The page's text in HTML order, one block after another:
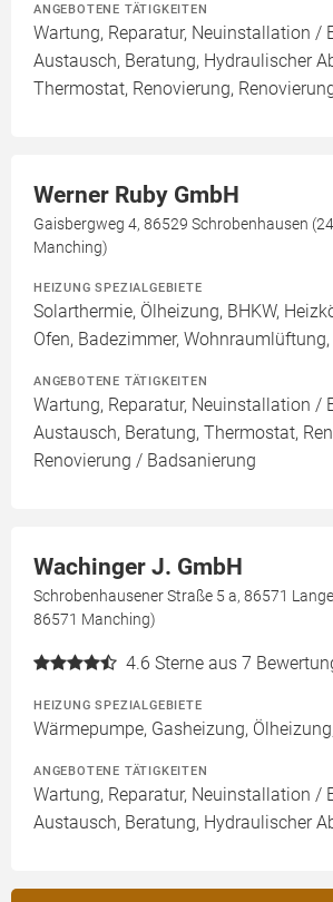
ANGEBOTENE TÄTIGKEITEN
Wartung, Reparatur, Neuinstallation /
Austausch, Beratung, Hydraulischer
Thermostat, Renovierung,
Werner Ruby GmbH
Gaisbergweg 4, 86529 Schrobenhausen
Manching)
HEIZUNG SPEZIALGEBIETE
Solarthermie, Ölheizung, BHKW,
Ofen, Badezimmer,
ANGEBOTENE TÄTIGKEITEN
Wartung, Reparatur, Neuinstallation /
Austausch, Beratung, Thermostat,
Renovierung / Badsanierung
Wachinger J. GmbH
Schrobenhausener Straße 5 a, 86571
86571 Manching)
4.6 Sterne aus 7
HEIZUNG SPEZIALGEBIETE
Wärmepumpe, Gasheizung,
ANGEBOTENE TÄTIGKEITEN
Wartung, Reparatur, Neuinstallation /
Austausch, Beratung, Hydraulischer